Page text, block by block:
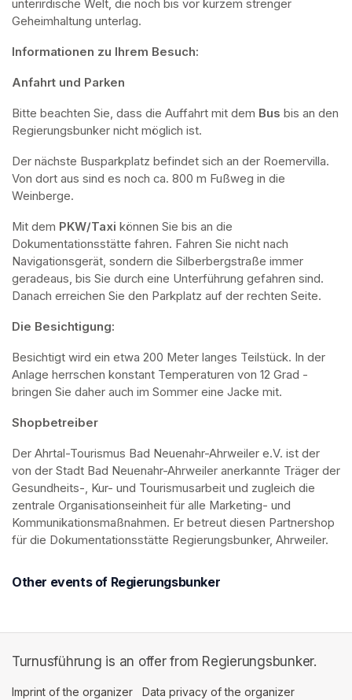
unterirdische Welt, die noch bis vor kurzem strenger
Geheimhaltung unterlag.
Informationen zu Ihrem Besuch:
Anfahrt und Parken
Bitte beachten Sie, dass die Auffahrt mit dem Bus bis an den
Regierungsbunker nicht möglich ist.
Der nächste Busparkplatz befindet sich an der Roemervilla.
Von dort aus sind es noch ca. 800 m Fußweg in die
Weinberge.
Mit dem PKW/Taxi können Sie bis an die
Dokumentationsstätte fahren. Fahren Sie nicht nach
Navigationsgerät, sondern die Silberbergstraße immer
geradeaus, bis Sie durch eine Unterführung gefahren sind.
Danach erreichen Sie den Parkplatz auf der rechten Seite.
Die Besichtigung:
Besichtigt wird ein etwa 200 Meter langes Teilstück. In der
Anlage herrschen konstant Temperaturen von 12 Grad -
bringen Sie daher auch im Sommer eine Jacke mit.
Shopbetreiber
Der Ahrtal-Tourismus Bad Neuenahr-Ahrweiler e.V. ist der
von der Stadt Bad Neuenahr-Ahrweiler anerkannte Träger der
Gesundheits-, Kur- und Tourismusarbeit und zugleich die
zentrale Organisationseinheit für alle Marketing- und
Kommunikationsmaßnahmen. Er betreut diesen Partnershop
für die Dokumentationsstätte Regierungsbunker, Ahrweiler.
Other events of Regierungsbunker
Turnusführung is an offer from Regierungsbunker.
Imprint of the organizer (opens in a new tab)
Data privacy of the organizer